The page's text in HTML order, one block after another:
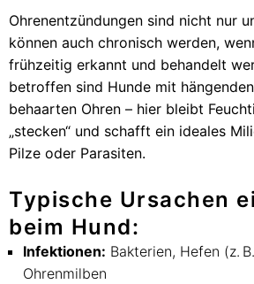
Ohrenentzündungen sind nicht nur
können auch chronisch werden,
frühzeitig erkannt und behandelt
betroffen sind Hunde mit
behaarten Ohren – hier bleibt
„stecken“ und schafft ein ideales
Pilze oder Parasiten.
Typische Ursachen
beim Hund:
Infektionen: Bakterien, Hefen (z. B.
Ohrenmilben